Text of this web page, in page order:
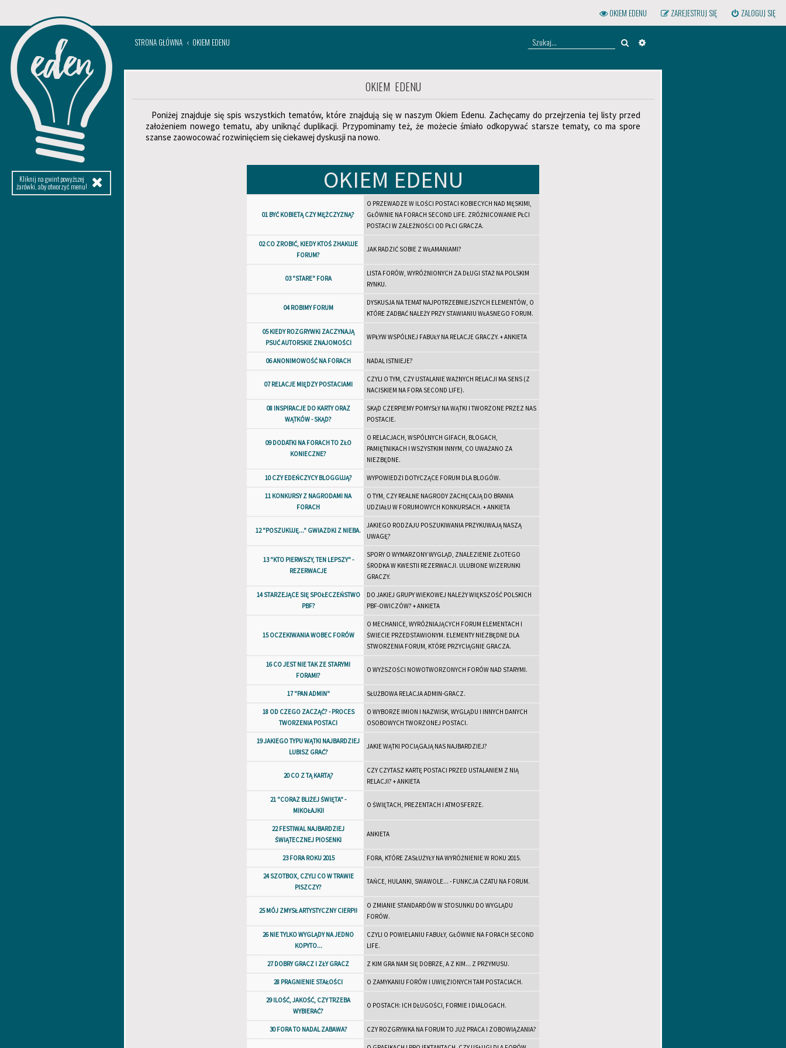
Kliknij na gwint powyższej
żarówki, aby otworzyć menu!
ZALOGUJ SIĘ
ZAREJESTRUJ SIĘ
OKIEM EDENU
STRONA GŁÓWNA OKIEM EDENU Szukaj
OKIEM EDENU
Poniżej znajduje się spis wszystkich tematów, które znajdują się w naszym Okiem Edenu. Zachęcamy do przejrzenia tej listy przed
założeniem nowego tematu, aby uniknąć duplikacji. Przypominamy też, że możecie śmiało odkopywać starsze tematy, co ma spore
szanse zaowocować rozwinięciem się ciekawej dyskusji na nowo.
OKIEM EDENU
01 BYĆ KOBIETĄ CZY MĘŻCZYZNĄ?
O PRZEWADZE W ILOŚCI POSTACI KOBIECYCH NAD MĘSKIMI,
GŁÓWNIE NA FORACH SECOND LIFE. ZRÓŻNICOWANIE PŁCI
POSTACI W ZALEŻNOŚCI OD PŁCI GRACZA.
02 CO ZROBIĆ, KIEDY KTOŚ ZHAKUJE
FORUM?
JAK RADZIĆ SOBIE Z WŁAMANIAMI?
03 "STARE" FORA
LISTA FORÓW, WYRÓŻNIONYCH ZA DŁUGI STAŻ NA POLSKIM
RYNKU.
04 ROBIMY FORUM
DYSKUSJA NA TEMAT NAJPOTRZEBNIEJSZYCH ELEMENTÓW, O
KTÓRE ZADBAĆ NALEŻY PRZY STAWIANIU WŁASNEGO FORUM.
05 KIEDY ROZGRYWKI ZACZYNAJĄ
PSUĆ AUTORSKIE ZNAJOMOŚCI
WPŁYW WSPÓLNEJ FABUŁY NA RELACJE GRACZY. + ANKIETA
06 ANONIMOWOŚĆ NA FORACH NADAL ISTNIEJE?
07 RELACJE MIĘDZY POSTACIAMI
CZYLI O TYM, CZY USTALANIE WAŻNYCH RELACJI MA SENS (Z
NACISKIEM NA FORA SECOND LIFE).
08 INSPIRACJE DO KARTY ORAZ
WĄTKÓW - SKĄD?
SKĄD CZERPIEMY POMYSŁY NA WĄTKI I TWORZONE PRZEZ NAS
POSTACIE.
09 DODATKI NA FORACH TO ZŁO
KONIECZNE?
O RELACJACH, WSPÓLNYCH GIFACH, BLOGACH,
PAMIĘTNIKACH I WSZYSTKIM INNYM, CO UWAŻANO ZA
NIEZBĘDNE.
10 CZY EDEŃCZYCY BLOGGUJĄ? WYPOWIEDZI DOTYCZĄCE FORUM DLA BLOGÓW.
11 KONKURSY Z NAGRODAMI NA
FORACH
O TYM, CZY REALNE NAGRODY ZACHĘCAJĄ DO BRANIA
UDZIAŁU W FORUMOWYCH KONKURSACH. + ANKIETA
12 "POSZUKUJĘ..." GWIAZDKI Z NIEBA.
JAKIEGO RODZAJU POSZUKIWANIA PRZYKUWAJĄ NASZĄ
UWAGĘ?
13 "KTO PIERWSZY, TEN LEPSZY" -
REZERWACJE
SPORY O WYMARZONY WYGLĄD, ZNALEZIENIE ZŁOTEGO
ŚRODKA W KWESTII REZERWACJI. ULUBIONE WIZERUNKI
GRACZY.
14 STARZEJĄCE SIĘ SPOŁECZEŃSTWO
PBF?
DO JAKIEJ GRUPY WIEKOWEJ NALEŻY WIĘKSZOŚĆ POLSKICH
PBF-OWICZÓW? + ANKIETA
15 OCZEKIWANIA WOBEC FORÓW
O MECHANICE, WYRÓŻNIAJĄCYCH FORUM ELEMENTACH I
ŚWIECIE PRZEDSTAWIONYM. ELEMENTY NIEZBĘDNE DLA
STWORZENIA FORUM, KTÓRE PRZYCIĄGNIE GRACZA.
16 CO JEST NIE TAK ZE STARYMI
FORAMI?
O WYŻSZOŚCI NOWOTWORZONYCH FORÓW NAD STARYMI.
17 "PAN ADMIN" SŁUŻBOWA RELACJA ADMIN-GRACZ.
18 OD CZEGO ZACZĄĆ? - PROCES
TWORZENIA POSTACI
O WYBORZE IMION I NAZWISK, WYGLĄDU I INNYCH DANYCH
OSOBOWYCH TWORZONEJ POSTACI.
19 JAKIEGO TYPU WĄTKI NAJBARDZIEJ
LUBISZ GRAĆ?
JAKIE WĄTKI POCIĄGAJĄ NAS NAJBARDZIEJ?
20 CO Z TĄ KARTĄ?
CZY CZYTASZ KARTĘ POSTACI PRZED USTALANIEM Z NIĄ
RELACJI? + ANKIETA
21 "CORAZ BLIŻEJ ŚWIĘTA" -
MIKOŁAJKI!
O ŚWIĘTACH, PREZENTACH I ATMOSFERZE.
22 FESTIWAL NAJBARDZIEJ
ŚWIĄTECZNEJ PIOSENKI
ANKIETA
23 FORA ROKU 2015 FORA, KTÓRE ZASŁUŻYŁY NA WYRÓŻNIENIE W ROKU 2015.
24 SZOTBOX, CZYLI CO W TRAWIE
PISZCZY?
TAŃCE, HULANKI, SWAWOLE... - FUNKCJA CZATU NA FORUM.
25 MÓJ ZMYSŁ ARTYSTYCZNY CIERPI!
O ZMIANIE STANDARDÓW W STOSUNKU DO WYGLĄDU
FORÓW.
26 NIE TYLKO WYGLĄDY NA JEDNO
KOPYTO...
CZYLI O POWIELANIU FABUŁY, GŁÓWNIE NA FORACH SECOND
LIFE.
27 DOBRY GRACZ I ZŁY GRACZ Z KIM GRA NAM SIĘ DOBRZE, A Z KIM... Z PRZYMUSU.
28 PRAGNIENIE STAŁOŚCI O ZAMYKANIU FORÓW I UWIĘZIONYCH TAM POSTACIACH.
29 ILOŚĆ, JAKOŚĆ, CZY TRZEBA
WYBIERAĆ?
O POSTACH: ICH DŁUGOŚCI, FORMIE I DIALOGACH.
30 FORA TO NADAL ZABAWA? CZY ROZGRYWKA NA FORUM TO JUŻ PRACA I ZOBOWIĄZANIA?